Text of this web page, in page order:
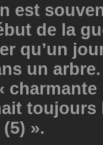
est
de la
qu’un
un arbre.
toujours
».